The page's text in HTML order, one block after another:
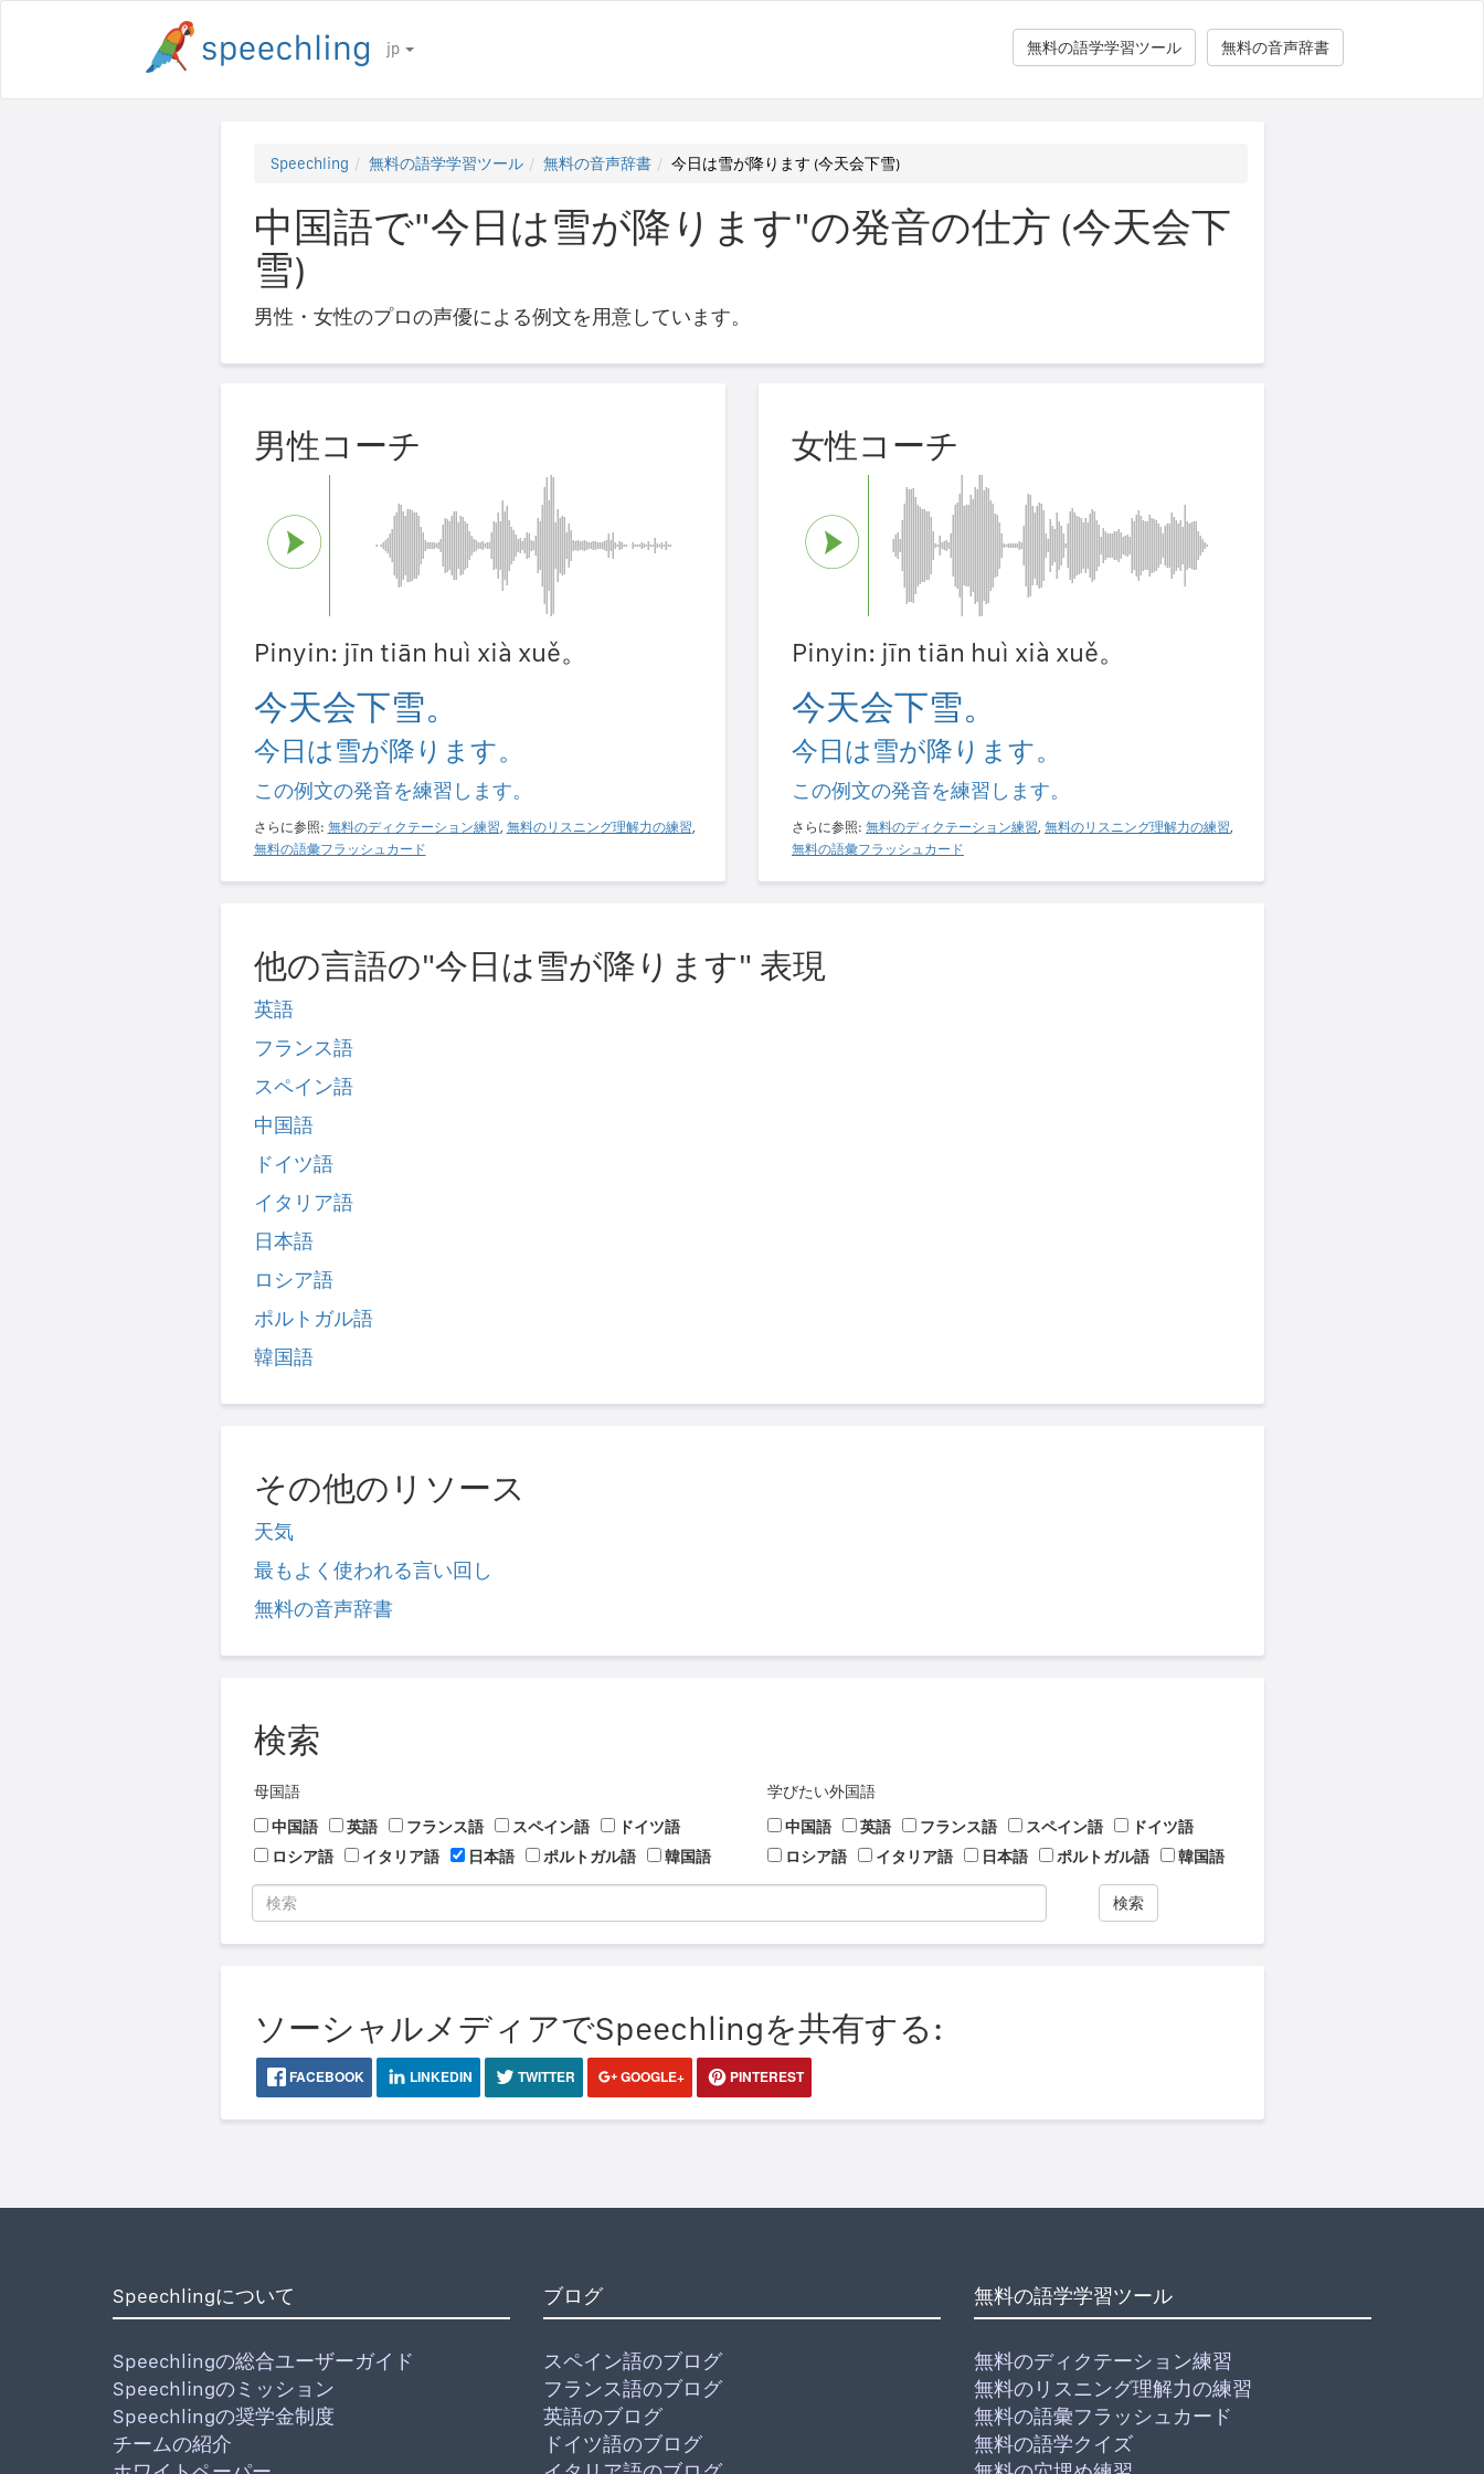
jp 無料の音声辞書
無料の語学学習ツール
Speechling 無料の語学学習ツール 無料の音声辞書 今日は雪が降ります (今天会下雪)
中国語で"今日は雪が降ります"の発音の仕方 (今天会下
雪)
男性・女性のプロの声優による例文を用意しています。
男性コーチ
Pinyin: jīn tiān huì xià xuě。
今天会下雪。
今日は雪が降ります。
この例文の発音を練習します。
さらに参照: 無料のディクテーション練習, 無料のリスニング理解力の練習,
無料の語彙フラッシュカード
女性コーチ
Pinyin: jīn tiān huì xià xuě。
今天会下雪。
今日は雪が降ります。
この例文の発音を練習します。
さらに参照: 無料のディクテーション練習, 無料のリスニング理解力の練習,
無料の語彙フラッシュカード
他の言語の"今日は雪が降ります" 表現
英語
フランス語
スペイン語
中国語
ドイツ語
イタリア語
日本語
ロシア語
ポルトガル語
韓国語
その他のリソース
天気
最もよく使われる言い回し
無料の音声辞書
検索
母国語
中国語
英語 フランス語 スペイン語
ドイツ語
ロシア語
イタリア語 日本語 ポルトガル語 韓国語
学びたい外国語
中国語
英語 フランス語 スペイン語
ドイツ語
ロシア語
イタリア語 日本語 ポルトガル語 韓国語
検索
ソーシャルメディアでSpeechlingを共有する:
FACEBOOK LINKEDIN TWITTER GOOGLE+ PINTEREST
Speechlingについて
Speechlingの総合ユーザーガイド
Speechlingのミッション
Speechlingの奨学金制度
チームの紹介
ブログ
スペイン語のブログ
フランス語のブログ
英語のブログ
ドイツ語のブログ
無料の語学学習ツール
無料のディクテーション練習
無料のリスニング理解力の練習
無料の語彙フラッシュカード
無料の語学クイズ